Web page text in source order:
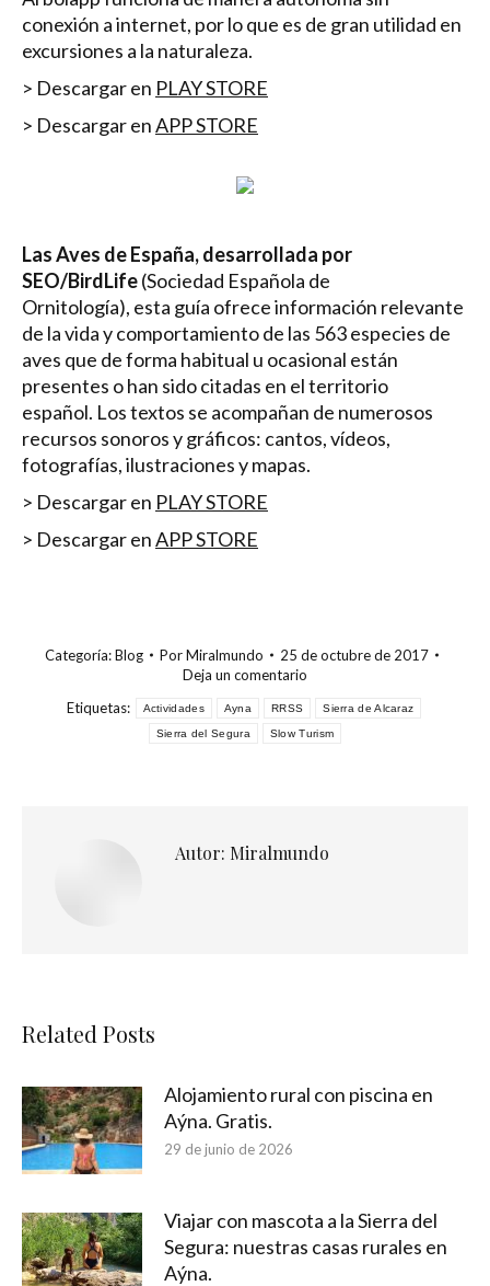
conexión a internet, por lo que es de gran utilidad en
excursiones a la naturaleza.
> Descargar en PLAY STORE
> Descargar enAPP STORE
Las Aves de España, desarrollada por
SEO/BirdLife(Sociedad Española de
Ornitología), esta guía ofrece información relevante
de la vida y comportamiento de las 563 especies de
aves que de forma habitual u ocasional están
presentes o han sido citadas en el territorio
español. Los textos se acompañan de numerosos
recursos sonoros y gráficos: cantos, vídeos,
fotografías, ilustraciones y mapas.
> Descargar en PLAY STORE
> Descargar enAPP STORE
Categoría:Blog PorMiralmundo
25 de octubre de 2017
Deja un comentario
Etiquetas:
Actividades Ayna RRSS Sierra de Alcaraz
Sierra del Segura Slow Turism
Autor: Miralmundo
Related Posts
Alojamiento rural con piscina en
Aýna. Gratis.
29 de junio de 2026
Viajar con mascota a la Sierra del
Segura: nuestras casas rurales en
Aýna.